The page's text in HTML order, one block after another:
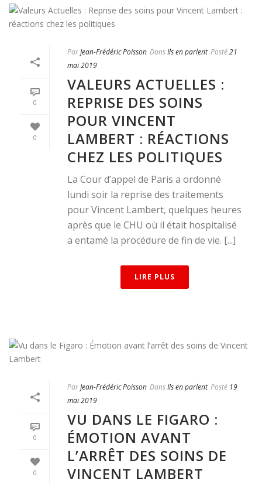
0
0
ParJean-Frédéric Poisson DansIls en parlent Posté21
mai 2019
VALEURS ACTUELLES :
REPRISE DES SOINS
POUR VINCENT
LAMBERT : RÉACTIONS
CHEZ LES POLITIQUES
La Cour d’appel de Paris a ordonné
lundi soir la reprise des traitements
pour Vincent Lambert, quelques heures
après que le CHU où il était hospitalisé
a entamé la procédure de fin de vie. [...]
LIRE PLUS
0
0
ParJean-Frédéric Poisson DansIls en parlent Posté 19
mai 2019
VU DANS LE FIGARO :
ÉMOTION AVANT
L’ARRÊT DES SOINS DE
VINCENT LAMBERT